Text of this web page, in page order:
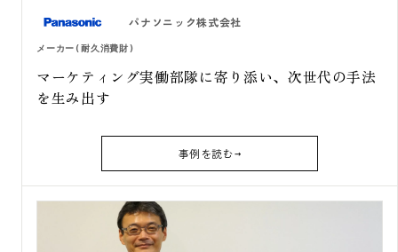
パナソニック株式会社
メーカー(耐久消費財)
マーケティング実働部隊に寄り添い、次世代の手法
を生み出す
事例を読む